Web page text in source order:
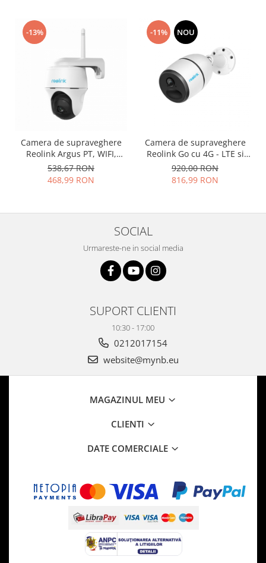
-13%
Camera de supraveghere
Reolink Argus PT, WIFI,
baterie reincarcabila,
vedere nocturna, slot Micro
SD Card, avertizare miscare
538,67 RON
468,99 RON
-11% NOU
Camera de supraveghere
Reolink Go cu 4G - LTE si
baterie, rezolutie Full HD,
senzor de miscare,
avertizare miscare pe email
920,00 RON
816,99 RON
SOCIAL
Urmareste-ne in social media
SUPORT CLIENTI
10:30 - 17:00
0212017154
website@mynb.eu
MAGAZINUL MEU
CLIENTI
DATE COMERCIALE